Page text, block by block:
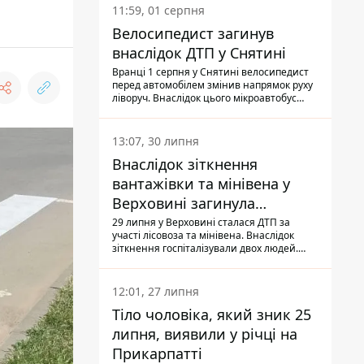
11:59, 01 серпня
Велосипедист загинув
внаслідок ДТП у Снятині
Вранці 1 серпня у Снятині велосипедист
перед автомобілем змінив напрямок руху
ліворуч. Внаслідок цього мікроавтобус
13:07, 30 липня
Внаслідок зіткнення
вантажівки та мінівена у
Верховині загинула
пасажирка, водійка - у
лікарні
29 липня у Верховині сталася ДТП за
участі лісовоза та мінівена. Внаслідок
зіткнення госпіталізували двох людей.
Також травми отримала водійка
автомобіля.
12:01, 27 липня
Тіло чоловіка, який зник 25
липня, виявили у річці на
Прикарпатті